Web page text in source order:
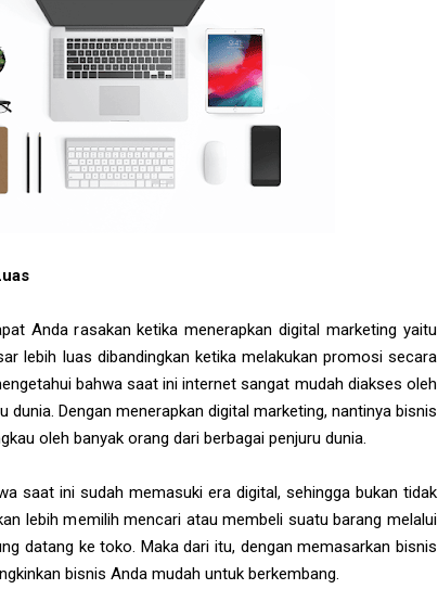
Anda rasakan ketika menerapkan digital marketing yaitu
lebih luas dibandingkan ketika melakukan promosi secara
bahwa saat ini internet sangat mudah diakses oleh
dunia. Dengan menerapkan digital marketing, nantinya bisnis
oleh banyak orang dari berbagai penjuru dunia.
saat ini sudah memasuki era digital, sehingga bukan tidak
lebih memilih mencari atau membeli suatu barang melalui
datang ke toko. Maka dari itu, dengan memasarkan bisnis
bisnis Anda mudah untuk berkembang.